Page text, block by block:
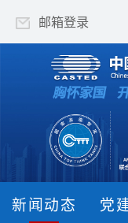
邮箱登录
新闻动态 党